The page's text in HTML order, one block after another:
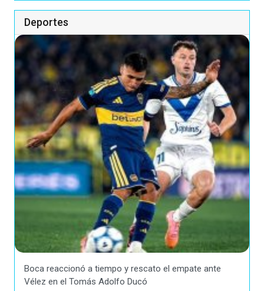
Deportes
Boca reaccionó a tiempo y rescato el empate ante
Vélez en el Tomás Adolfo Ducó